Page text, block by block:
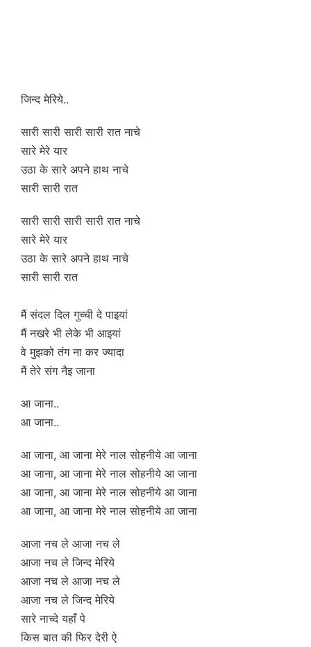
जिन्द मेरिये..
सारी सारी सारी सारी रात नाचे
सारे मेरे यार
उठा के सारे अपने हाथ नाचे
सारी सारी रात
सारी सारी सारी सारी रात नाचे
सारे मेरे यार
उठा के सारे अपने हाथ नाचे
सारी सारी रात
मैं संदल दिल गुच्ची दे पाइयां
मैं नखरे भी लेके भी आइयां
वे मुझको तंग ना कर ज्यादा
मैं तेरे संग नैइ जाना
आ जाना..
आ जाना..
आ जाना, आ जाना मेरे नाल सोहनीये आ जाना
आ जाना, आ जाना मेरे नाल सोहनीये आ जाना
आ जाना, आ जाना मेरे नाल सोहनीये आ जाना
आ जाना, आ जाना मेरे नाल सोहनीये आ जाना
आजा नच ले आजा नच ले
आजा नच ले जिन्द मेरिये
आजा नच ले आजा नच ले
आजा नच ले जिन्द मेरिये
सारे नाच्दे यहाँ पे
किस बात की फिर देरी ऐ